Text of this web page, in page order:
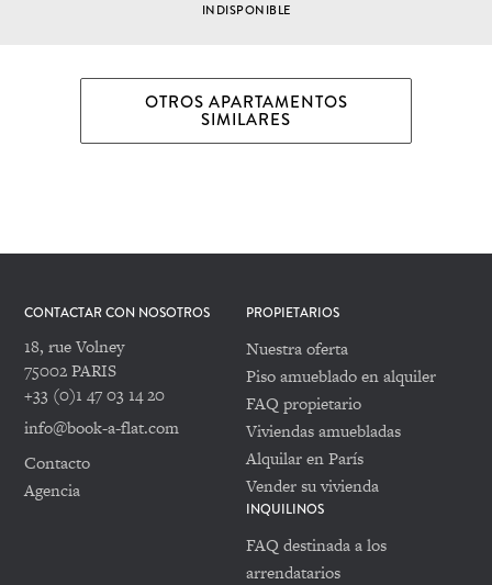
INDISPONIBLE
OTROS APARTAMENTOS
SIMILARES
CONTACTAR CON NOSOTROS
18, rue Volney
75002 PARIS
+33 (0)1 47 03 14 20
info@book-a-flat.com
Contacto
Agencia
PROPIETARIOS
Nuestra oferta
Piso amueblado en alquiler
FAQ propietario
Viviendas amuebladas
Alquilar en París
Vender su vivienda
INQUILINOS
FAQ destinada a los
arrendatarios